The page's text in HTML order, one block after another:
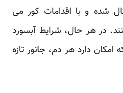
شده و با اقدامات کور می‏
در هر حال، شرایط آبسورد
امکان دارد هر دم، جانور تازه